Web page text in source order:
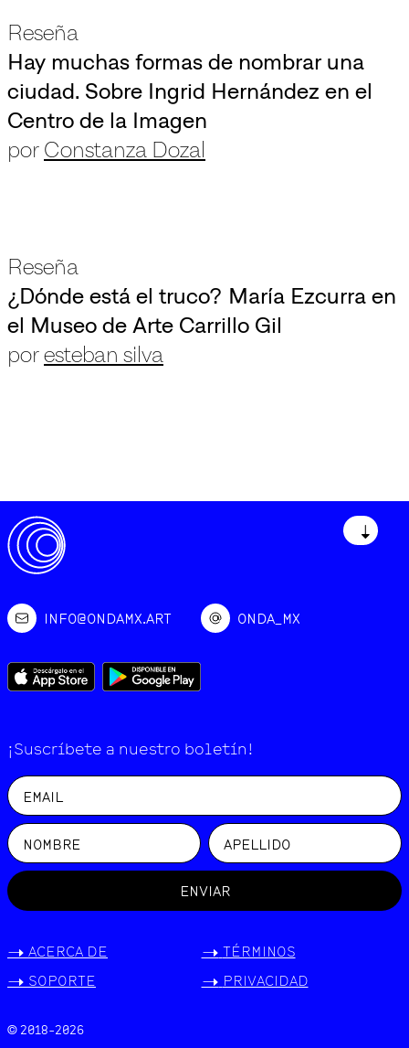
Reseña
Hay muchas formas de nombrar una
ciudad. Sobre Ingrid Hernández en el
Centro de la Imagen
por Constanza Dozal
Reseña
¿Dónde está el truco? María Ezcurra en
el Museo de Arte Carrillo Gil
poresteban silva
↓
INFO@ONDAMX.ART ONDA_MX
¡Suscríbete a nuestro boletín!
ENVIAR
-> ACERCA DE
-> SOPORTE
-> TÉRMINOS
-> PRIVACIDAD
© 2018-2026